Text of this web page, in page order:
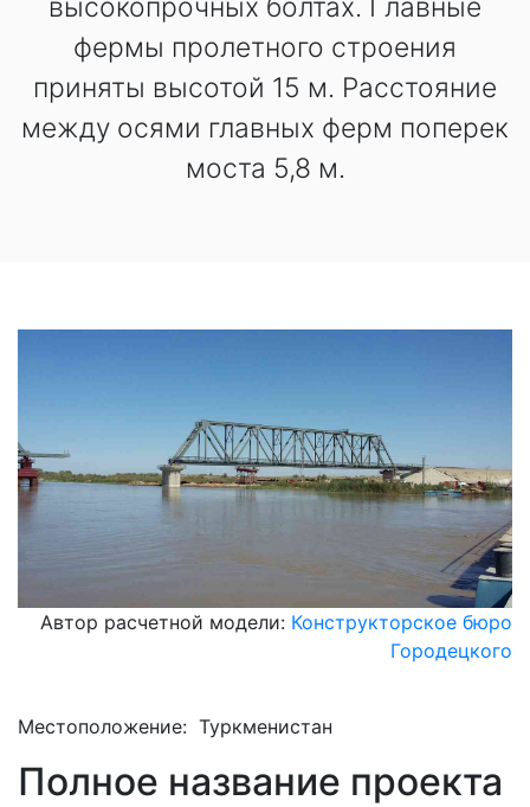
высокопрочных болтах. Главные
фермы пролетного строения
приняты высотой 15 м. Расстояние
между осями главных ферм поперек
моста 5,8 м.
Автор расчетной модели: Конструкторское бюро
Городецкого
Местоположение: Туркменистан
Полное название проекта